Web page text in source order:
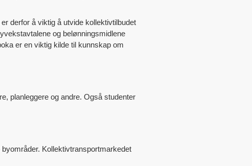
derfor å viktig å utvide kollektivtilbudet
og belønningsmidlene
er en viktig kilde til kunnskap om
planleggere og andre. Også studenter
Kollektivtransportmarkedet